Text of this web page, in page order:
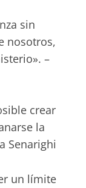
sin
nosotros,
–
crear
la
Senarighi
un límite